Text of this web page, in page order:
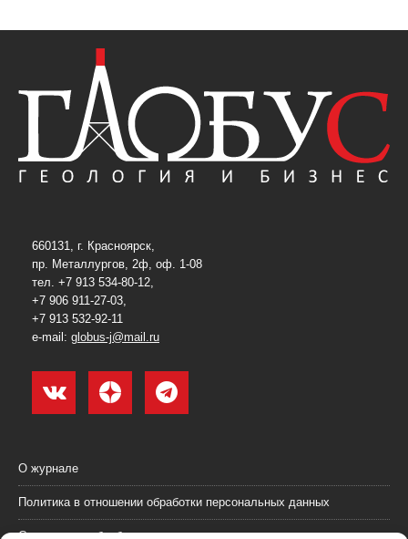
660131, г. Красноярск,
пр. Металлургов, 2ф, оф. 1-08
тел. +7 913 534-80-12,
+7 906 911-27-03,
+7 913 532-92-11
e-mail: globus-j@mail.ru
О журнале
Политика в отношении обработки персональных данных
Согласие на обработку персональных данных